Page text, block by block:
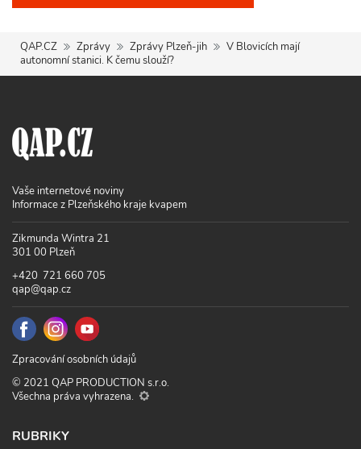
QAP.CZ Zprávy Zprávy Plzeň-jih
V Blovicích mají
autonomní stanici. K čemu slouží?
Vaše internetové noviny
Informace z Plzeňského kraje kvapem
Zikmunda Wintra 21
301 00 Plzeň
+420 721 660 705
qap@qap.cz
Zpracování osobních údajů
© 2021 QAP PRODUCTION s.r.o.
Všechna práva vyhrazena.
RUBRIKY